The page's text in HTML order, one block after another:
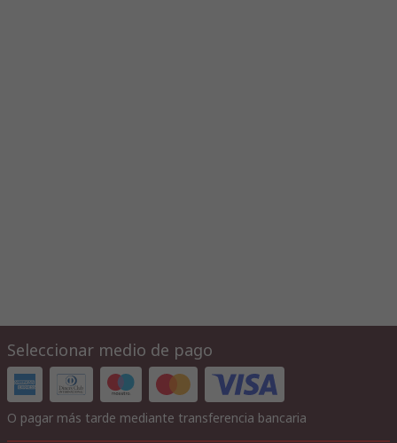
Seleccionar medio de pago
O pagar más tarde mediante transferencia bancaria